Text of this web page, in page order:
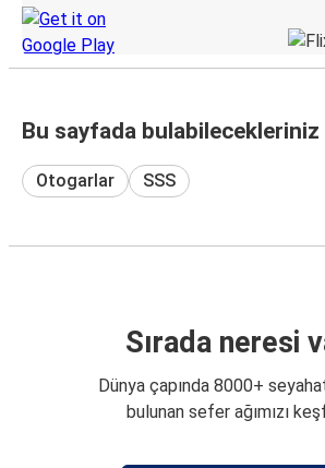
Bu sayfada bulabilecekleriniz
Otogarlar SSS
Sırada neresi
Dünya çapında 8000+
bulunan sefer ağımızı